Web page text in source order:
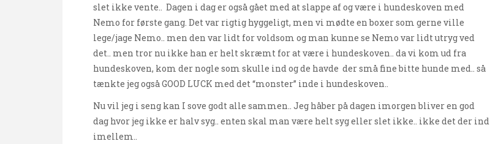
slet ikke vente.. Dagen i dag er også gået med at slappe af og være i hundeskoven med
Nemo for første gang. Det var rigtig hyggeligt, men vi mødte en boxer som gerne ville
lege/jage Nemo.. men den var lidt for voldsom og man kunne se Nemo var lidt utryg ved
det.. men tror nu ikke han er helt skræmt for at være i hundeskoven.. da vi kom ud fra
hundeskoven, kom der nogle som skulle ind og de havde der små fine bitte hunde med.. så
tænkte jeg også GOOD LUCK med det “monster” inde i hundeskoven..
Nu vil jeg i seng kan I sove godt alle sammen.. Jeg håber på dagen imorgen bliver en god
dag hvor jeg ikke er halv syg.. enten skal man være helt syg eller slet ikke.. ikke det der ind
imellem..